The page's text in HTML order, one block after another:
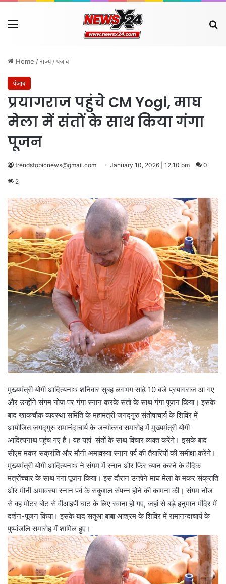
Menu
Home /राज्य /पंजाब
पंजाब
प्रयागराज पहुंचे CM Yogi, माघ
मेला में संतों के साथ किया गंगा
पूजन
trendstopicnews@gmail.com January 10, 2026 | 12:10 pm 0
2
मुख्यमंत्री योगी आदित्यनाथ शनिवार सुबह लगभग साढ़े 10 बजे प्रयागराज आ गए
और उन्होंने संगम नोज पर गंगा स्नान करके संतों के साथ गंगा पूजन किया। इसके
बाद खाकचौक व्यवस्था समिति के महामंत्री जगद्गुरु संतोषाचार्य के शिविर में
आयोजित जगद्गुरु रामानंदाचार्य के जन्मोत्सव समारोह में मुख्यमंत्री योगी
आदित्यनाथ पहुंच गए हैं। वह यहां संतों के साथ विचार व्यक्त करेंगे। इसके बाद
सीएम मकर संक्रांति और मौनी अमावस्या स्नान पर्व की तैयारियों की समीक्षा करेंगे।
मुख्यमंत्री योगी आदित्यनाथ ने संगम में स्नान और फिर ध्यान करने के वैदिक
मंत्रोंच्चार के साथ गंगा पूजन किया। इस दौरान उन्होंने माघ मेला के मकर संक्रांति
और मौनी अमावस्या स्नान पर्व के सकुशल संपन्न होने की कामना की। संगम नोज
से वह मोटर बोट से वीआइपी घाट के लिए रवाना हो गए, जहां से बड़े हनुमान मंदिर में
दर्शन-पूजन किया। इसके बाद सतुआ बाबा आश्रम के शिविर में रामानन्दाचार्य के
पुष्पांजलि समारोह में शामिल हुए।